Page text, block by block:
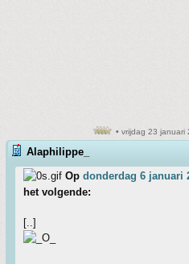
• vrijdag 23 januari
Alaphilippe_
Op donderdag 6 januari
het volgende:
[..]